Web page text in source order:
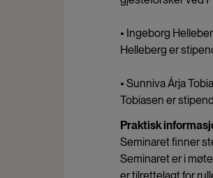
• Ingeborg
Helleberg er
• Sunniva Árja
Tobiasen er
Praktisk
Seminaret finner
Seminaret er i
er tilrettelagt for